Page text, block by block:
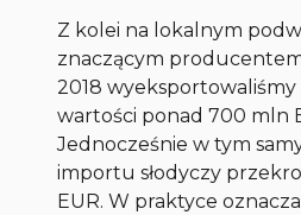
Z kolei na lokalnym
znaczącym
2018
wartości ponad 700 mln
Jednocześnie w tym
importu słodyczy
EUR. W praktyce